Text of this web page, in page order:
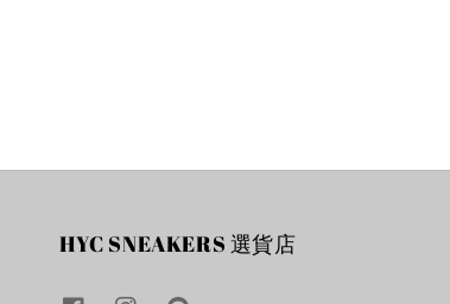
HYC SNEAKERS 選貨店